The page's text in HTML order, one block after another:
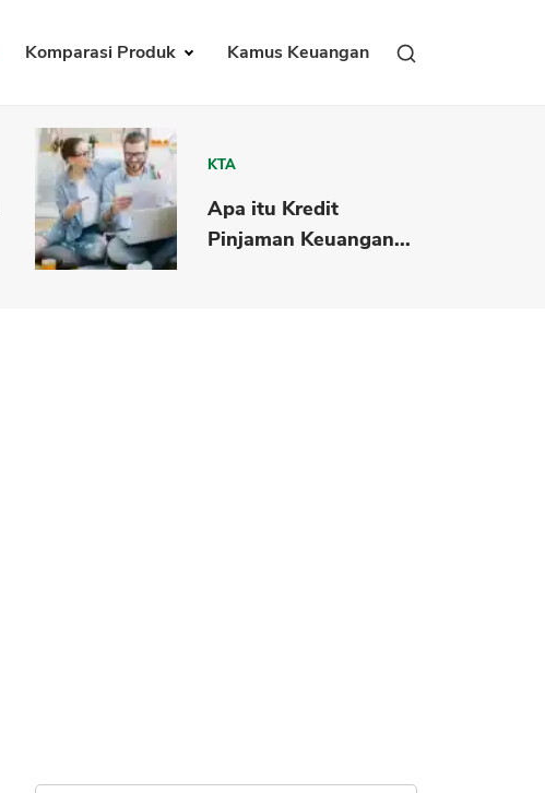
Komparasi Produk Kamus Keuangan
KTA
Apa itu Kredit
Pinjaman Keuangan...